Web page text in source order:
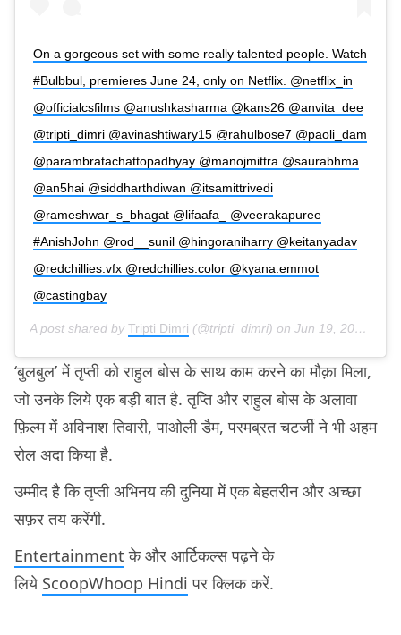
On a gorgeous set with some really talented people. Watch
#Bulbbul, premieres June 24, only on Netflix. @netflix_in
@officialcsfilms @anushkasharma @kans26 @anvita_dee
@tripti_dimri @avinashtiwary15 @rahulbose7 @paoli_dam
@parambratachattopadhyay @manojmittra @saurabhma
@an5hai @siddharthdiwan @itsamittrivedi
@rameshwar_s_bhagat @lifaafa_ @veerakapuree
#AnishJohn @rod__sunil @hingoraniharry @keitanyadav
@redchillies.vfx @redchillies.color @kyana.emmot
@castingbay
A post shared by Tripti Dimri (@tripti_dimri) on Jun 19, 2020 at 10:51pm PDT
‘बुलबुल’ में तृप्ती को राहुल बोस के साथ काम करने का मौक़ा मिला,
जो उनके लिये एक बड़ी बात है. तृप्ति और राहुल बोस के अलावा
फ़िल्म में अविनाश तिवारी, पाओली डैम, परमब्रत चटर्जी ने भी अहम
रोल अदा किया है.
उम्मीद है कि तृप्ती अभिनय की दुनिया में एक बेहतरीन और अच्छा
सफ़र तय करेंगी.
Entertainment के और आर्टिकल्स पढ़ने के
लिये ScoopWhoop Hindi पर क्लिक करें.